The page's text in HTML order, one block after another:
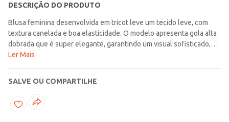
DESCRIÇÃO DO PRODUTO
Blusa feminina desenvolvida em tricot leve um tecido leve, com
textura canelada e boa elasticidade. O modelo apresenta gola alta
dobrada que é super elegante, garantindo um visual sofisticado,
mangas compridas e barra com acabamento simples. Uma peça
Ler Mais
SALVE OU COMPARTILHE